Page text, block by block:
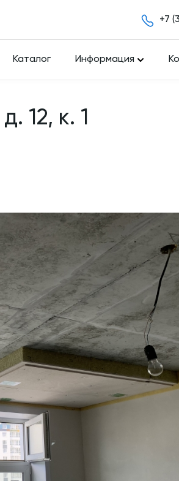
+7
Каталог Информация
12, к. 1